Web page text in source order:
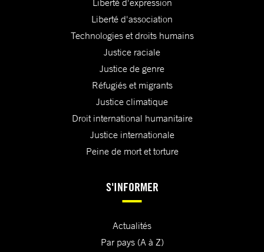
Liberté d'expression
Liberté d'association
Technologies et droits humains
Justice raciale
Justice de genre
Réfugiés et migrants
Justice climatique
Droit international humanitaire
Justice internationale
Peine de mort et torture
S'INFORMER
Actualités
Par pays (A à Z)